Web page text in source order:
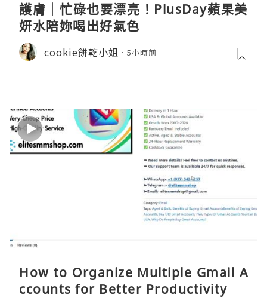
護膚｜忙碌也要漂亮！PlusDay蘋果美
妍水陪妳喝出好氣色
cookie餅乾小姐 5小時前
How to Organize Multiple Gmail A
ccounts for Better Productivity